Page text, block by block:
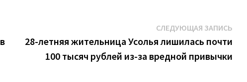
СЛЕДУЮЩАЯ ЗАПИСЬ
28-летняя жительница Усолья лишилась почти
100 тысяч рублей из-за вредной привычки